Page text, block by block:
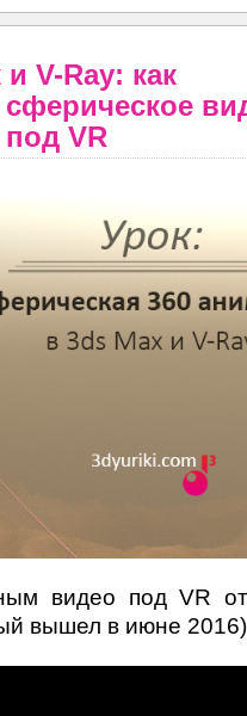
V-Ray: как
под VR
видео под VR
вышел в июне